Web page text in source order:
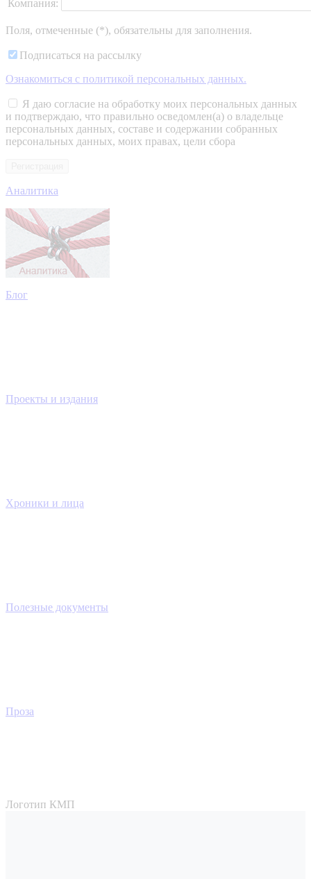
Компания:
Поля, отмеченные (*), обязательны для заполнения.
Подписаться на рассылку
Ознакомиться c политикой персональных данных.
Я даю согласие на обработку моих персональных данных
и подтверждаю, что правильно осведомлен(а) о владельце
персональных данных, составе и содержании собранных
персональных данных, моих правах, цели сбора
Аналитика
Блог
Проекты и издания
Хроники и лица
Полезные документы
Проза
Логотип КМП